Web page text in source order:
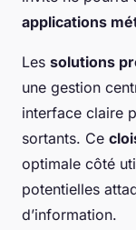
applications
Les solutions
une gestion
interface claire
sortants. Ce
optimale côté
potentielles
d’information.